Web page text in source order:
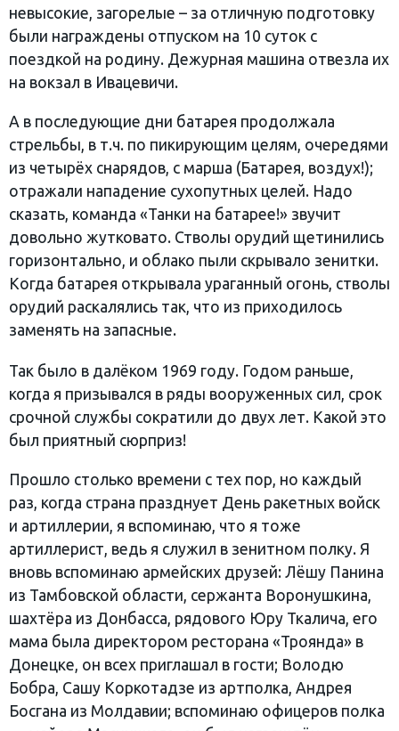
невысокие, загорелые – за отличную подготовку
были награждены отпуском на 10 суток с
поездкой на родину. Дежурная машина отвезла их
на вокзал в Ивацевичи.
А в последующие дни батарея продолжала
стрельбы, в т.ч. по пикирующим целям, очередями
из четырёх снарядов, с марша (Батарея, воздух!);
отражали нападение сухопутных целей. Надо
сказать, команда «Танки на батарее!» звучит
довольно жутковато. Стволы орудий щетинились
горизонтально, и облако пыли скрывало зенитки.
Когда батарея открывала ураганный огонь, стволы
орудий раскалялись так, что из приходилось
заменять на запасные.
Так было в далёком 1969 году. Годом раньше,
когда я призывался в ряды вооруженных сил, срок
срочной службы сократили до двух лет. Какой это
был приятный сюрприз!
Прошло столько времени с тех пор, но каждый
раз, когда страна празднует День ракетных войск
и артиллерии, я вспоминаю, что я тоже
артиллерист, ведь я служил в зенитном полку. Я
вновь вспоминаю армейских друзей: Лёшу Панина
из Тамбовской области, сержанта Воронушкина,
шахтёра из Донбасса, рядового Юру Ткалича, его
мама была директором ресторана «Троянда» в
Донецке, он всех приглашал в гости; Володю
Бобра, Сашу Коркотадзе из артполка, Андрея
Босгана из Молдавии; вспоминаю офицеров полка